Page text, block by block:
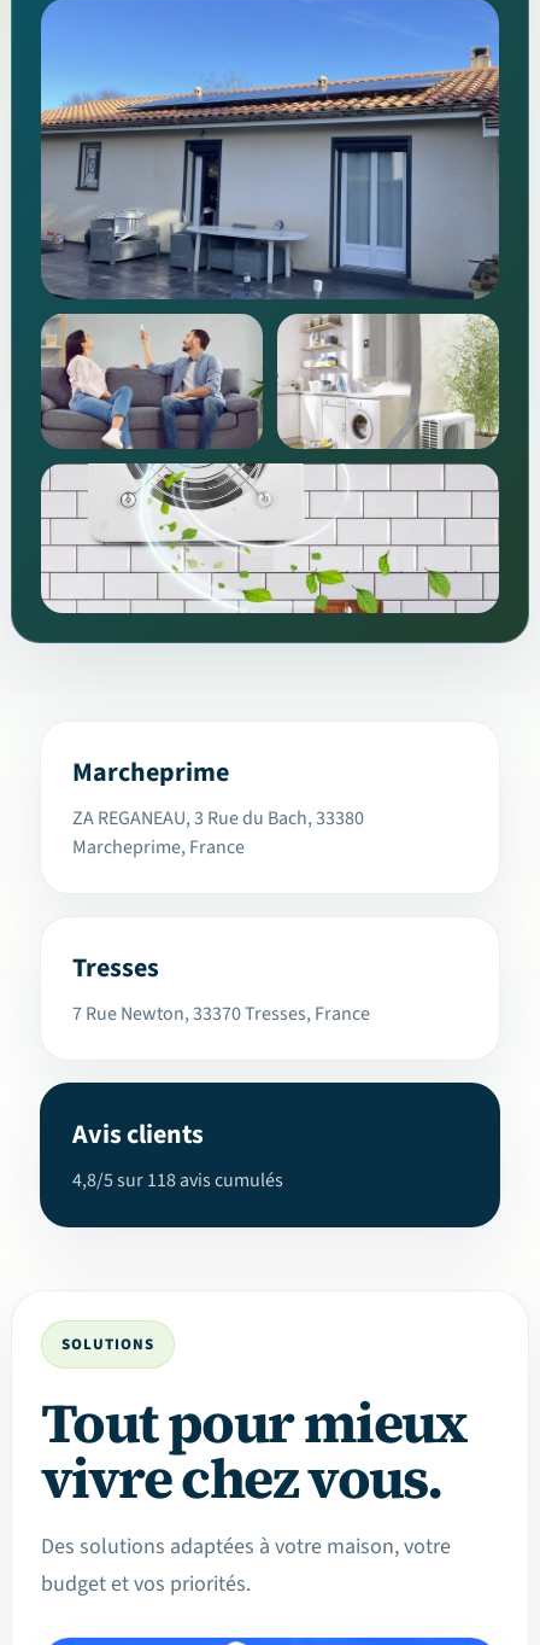
Marcheprime
ZA REGANEAU, 3 Rue du Bach, 33380
Marcheprime, France
Tresses
7 Rue Newton, 33370 Tresses, France
Avis clients
4,8/5 sur 118 avis cumulés
SOLUTIONS
Tout pour mieux
vivre chez vous.
Des solutions adaptées à votre maison, votre
budget et vos priorités.